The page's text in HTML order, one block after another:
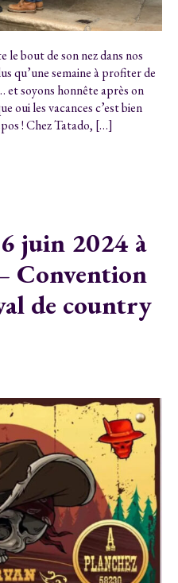
le bout de son nez dans nos
qu’une semaine à profiter de
et soyons honnête après on
oui les vacances c’est bien
! Chez Tatado, […]
juin 2024 à
Convention
de country